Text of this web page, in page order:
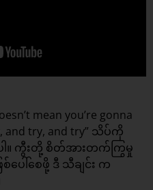
mean you’re gonna
and try, and try” သိပ်ကို
ါ။ ကွီးတို့ စိတ်အားတက်ကြွမှု
စ်ပေါ်စေဖို့ ဒီ သီချင်း က